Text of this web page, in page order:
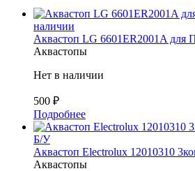
наличии
Аквастоп LG 6601ER2001A
Аквастопы
Нет в наличии
500 ₽
Подробнее
Б/У
Аквастоп Electrolux 12010310
Аквастопы